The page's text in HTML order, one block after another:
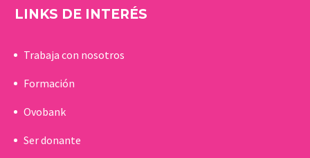
LINKS DE INTERÉS
Trabaja con nosotros
Formación
Ovobank
Ser donante